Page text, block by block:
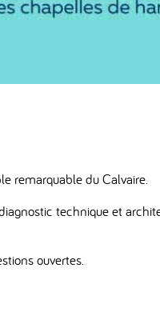
remarquable du Calvaire.
technique et
ouvertes.